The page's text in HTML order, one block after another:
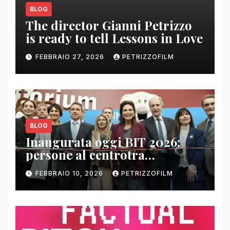
BLOG
The director Gianni Petrizzo
is ready to tell Lessons in Love
FEBBRAIO 27, 2026 PETRIZZOFILM
BLOG
Inaugurata oggi BIT 2026:
persone al centrotra
contenuti, relazioni e business
FEBBRAIO 10, 2026 PETRIZZOFILM